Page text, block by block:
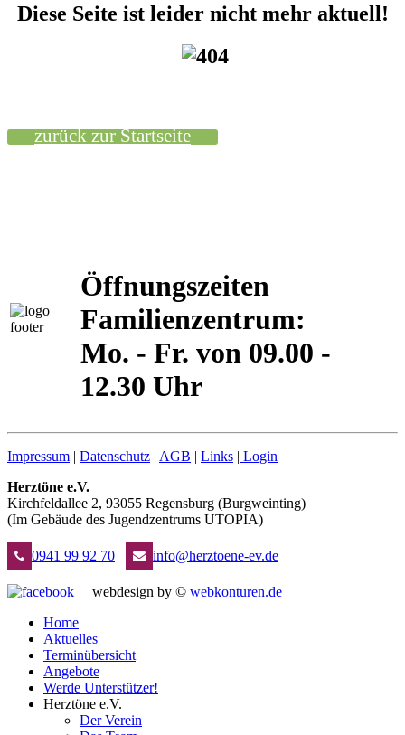
Diese Seite ist leider nicht mehr aktuell!
zurück zur Startseite
Öffnungszeiten
Familienzentrum:
Mo. - Fr. von 09.00 -
12.30 Uhr
Impressum | Datenschutz | AGB | Links | Login
Herztöne e.V.
Kirchfeldallee 2, 93055 Regensburg (Burgweinting)
(Im Gebäude des Jugendzentrums UTOPIA)
0941 99 92 70 info@herztoene-ev.de
webdesign by © webkonturen.de
Home
Aktuelles
Terminübersicht
Angebote
Werde Unterstützer!
Herztöne e.V.
Der Verein